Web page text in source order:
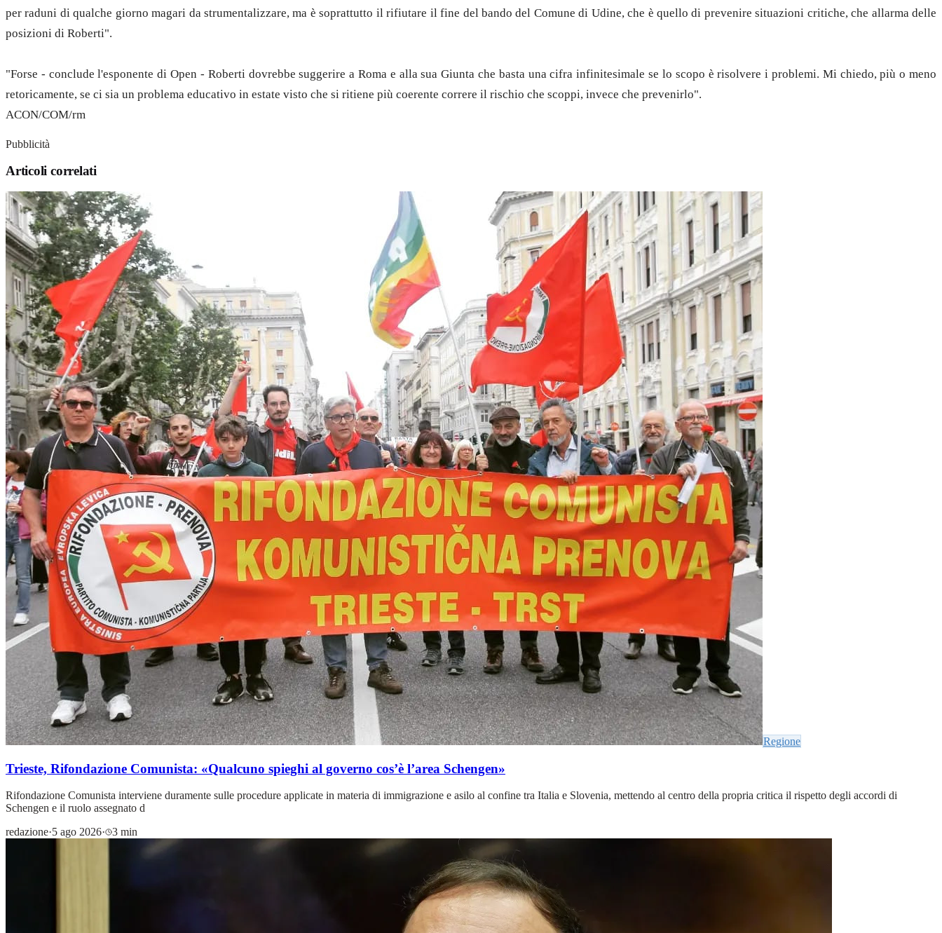
per raduni di qualche giorno magari da strumentalizzare, ma è soprattutto il rifiutare il fine del bando del Comune di Udine, che è quello di prevenire situazioni critiche, che allarma delle
posizioni di Roberti".
"Forse - conclude l'esponente di Open - Roberti dovrebbe suggerire a Roma e alla sua Giunta che basta una cifra infinitesimale se lo scopo è risolvere i problemi. Mi chiedo, più o meno
retoricamente, se ci sia un problema educativo in estate visto che si ritiene più coerente correre il rischio che scoppi, invece che prevenirlo".
ACON/COM/rm
Pubblicità
Articoli correlati
Regione
Trieste, Rifondazione Comunista: «Qualcuno spieghi al governo cos’è l’area Schengen»
Rifondazione Comunista interviene duramente sulle procedure applicate in materia di immigrazione e asilo al confine tra Italia e Slovenia, mettendo al centro della propria critica il rispetto degli accordi di
Schengen e il ruolo assegnato d
redazione·5 ago 2026· 3 min